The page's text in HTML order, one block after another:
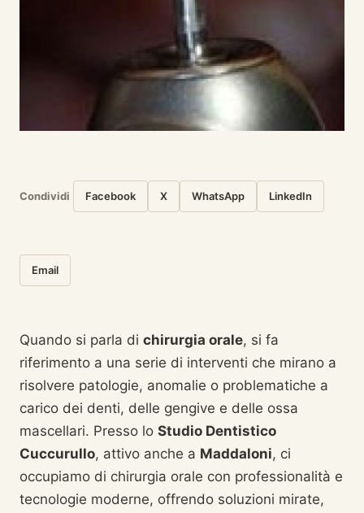
Condividi Facebook X WhatsApp LinkedIn
Email
Quando si parla di chirurgia orale, si fa
riferimento a una serie di interventi che mirano a
risolvere patologie, anomalie o problematiche a
carico dei denti, delle gengive e delle ossa
mascellari. Presso lo Studio Dentistico
Cuccurullo, attivo anche a Maddaloni, ci
occupiamo di chirurgia orale con professionalità e
tecnologie moderne, offrendo soluzioni mirate,